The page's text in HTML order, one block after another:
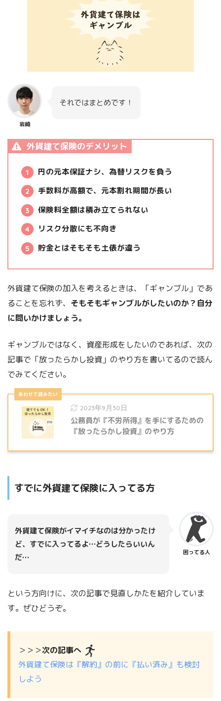
岩崎
それではまとめです！
外貨建て保険のデメリット
円の元本保証ナシ、為替リスクを負う
手数料が高額で、元本割れ期間が長い
保険料全額は積み立てられない
リスク分散にも不向き
貯金とはそもそも土俵が違う
外貨建て保険の加入を考えるときは、「ギャンブル」であ
ることを忘れず、 そもそもギャンブルがしたいのか？自分
に問いかけましょう。
ギャンブルではなく、資産形成をしたいのであれば、次の
記事で「放ったらかし投資」のやり方を書いてるので読ん
でみてください。
2023年9月30日
公務員が『不労所得』を手にするための
『放ったらかし投資』のやり方
すでに外貨建て保険に入ってる方
困ってる人
外貨建て保険がイマイチなのは分かったけ
ど、すでに入ってるよ…どうしたらいいん
だ…
という方向けに、次の記事で見直しかたを紹介していま
す。ぜひどうぞ。
＞＞＞次の記事へ
外貨建て保険は『解約』の前に『払い済み』も検討
しよう